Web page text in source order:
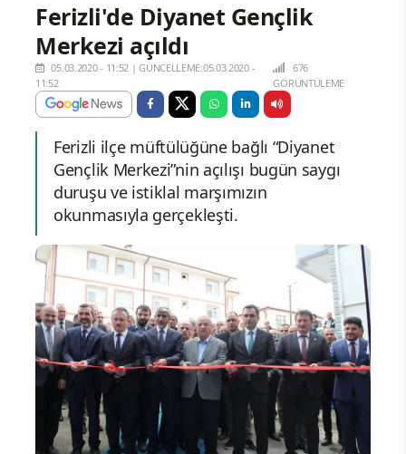
Ferizli'de Diyanet Gençlik
Merkezi açıldı
05.03.2020 - 11:52 |GÜNCELLEME:05.03.2020 -
11:52
676
GÖRÜNTÜLEME
Ferizli ilçe müftülüğüne bağlı “Diyanet
Gençlik Merkezi”nin açılışı bugün saygı
duruşu ve istiklal marşımızın
okunmasıyla gerçekleşti.